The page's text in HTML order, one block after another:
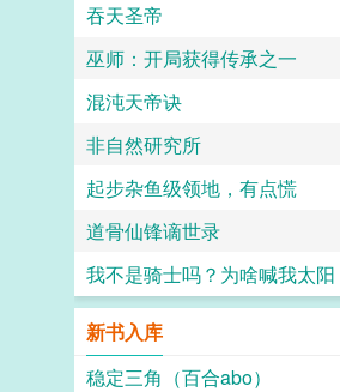
吞天圣帝
巫师：开局获得传承之一
混沌天帝诀
非自然研究所
起步杂鱼级领地，有点慌
道骨仙锋谪世录
我不是骑士吗？为啥喊我太阳
新书入库
稳定三角（百合abo）